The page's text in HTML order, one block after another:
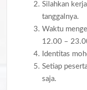
Silahkan
tanggalnya.
Waktu
12.00 –
Identitas
Setiap
saja.